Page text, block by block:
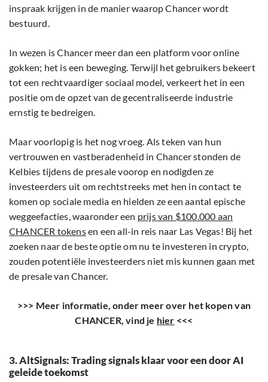
inspraak krijgen in de manier waarop Chancer wordt
bestuurd.
In wezen is Chancer meer dan een platform voor online
gokken; het is een beweging. Terwijl het gebruikers bekeert
tot een rechtvaardiger sociaal model, verkeert het in een
positie om de opzet van de gecentraliseerde industrie
ernstig te bedreigen.
Maar voorlopig is het nog vroeg. Als teken van hun
vertrouwen en vastberadenheid in Chancer stonden de
Kelbies tijdens de presale voorop en nodigden ze
investeerders uit om rechtstreeks met hen in contact te
komen op sociale media en hielden ze een aantal epische
weggeefacties, waaronder een prijs van $100.000 aan
CHANCER tokensen een all-in reis naar Las Vegas! Bij het
zoeken naar de beste optie om nu te investeren in crypto,
zouden potentiële investeerders niet mis kunnen gaan met
de presale van Chancer.
>>> Meer informatie, onder meer over het kopen van
CHANCER, vind je hier <<<
3. AltSignals: Trading signals klaar voor een door AI
geleide toekomst